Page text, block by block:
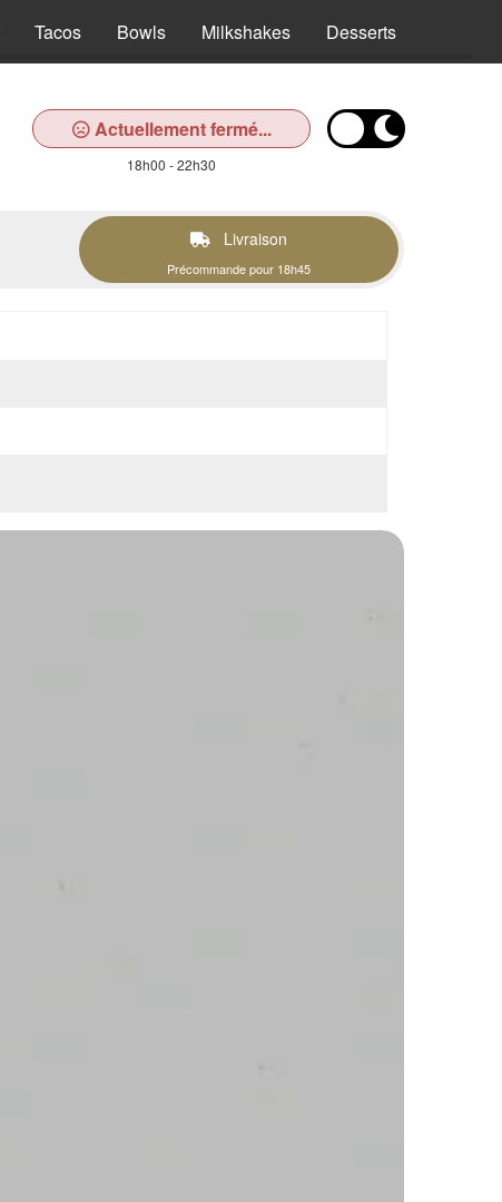
Tacos Bowls Milkshakes Desserts
Actuellement fermé...
18h00 - 22h30
Livraison
Précommande pour 18h45